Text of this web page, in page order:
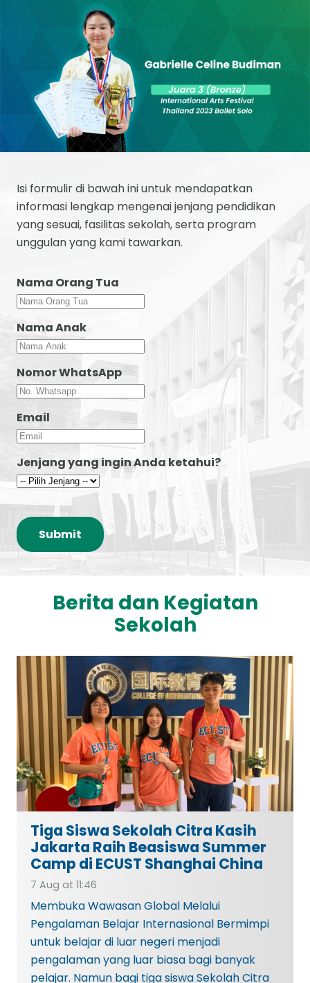
Isi formulir di bawah ini untuk mendapatkan
informasi lengkap mengenai jenjang pendidikan
yang sesuai, fasilitas sekolah, serta program
unggulan yang kami tawarkan.
Nama Orang Tua
Nama Anak
Nomor WhatsApp
Email
Jenjang yang ingin Anda ketahui?
Submit
Berita dan Kegiatan
Sekolah
Tiga Siswa Sekolah Citra Kasih
Jakarta Raih Beasiswa Summer
Camp di ECUST Shanghai China
7 Aug at 11:46
Membuka Wawasan Global Melalui
Pengalaman Belajar Internasional Bermimpi
untuk belajar di luar negeri menjadi
pengalaman yang luar biasa bagi banyak
pelajar. Namun bagi tiga siswa Sekolah Citra